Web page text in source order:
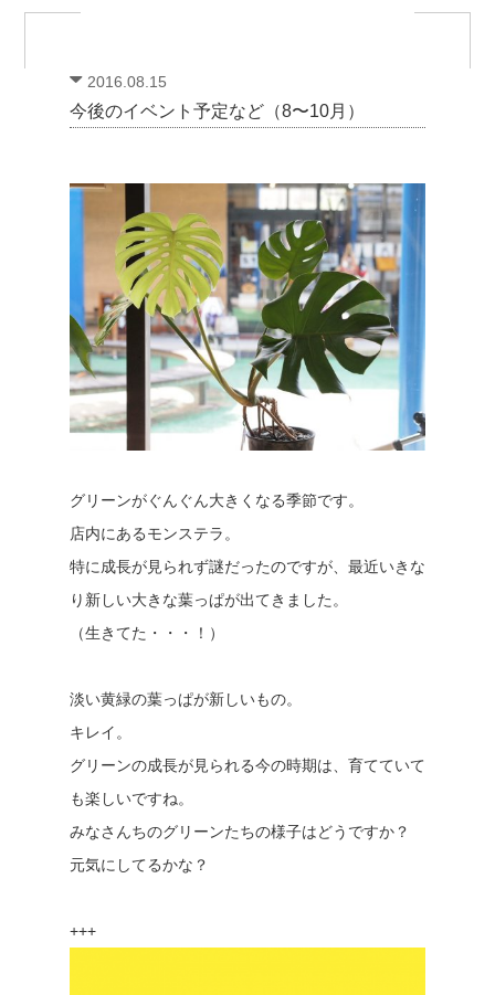
2016.08.15
今後のイベント予定など（8〜10月）
グリーンがぐんぐん大きくなる季節です。
店内にあるモンステラ。
特に成長が見られず謎だったのですが、最近いきな
り新しい大きな葉っぱが出てきました。
（生きてた・・・！）
淡い黄緑の葉っぱが新しいもの。
キレイ。
グリーンの成長が見られる今の時期は、育てていて
も楽しいですね。
みなさんちのグリーンたちの様子はどうですか？
元気にしてるかな？
+++